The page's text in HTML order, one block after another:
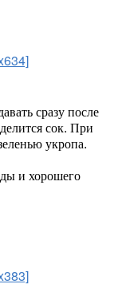
сразу после
сок. При
укропа.
и хорошего